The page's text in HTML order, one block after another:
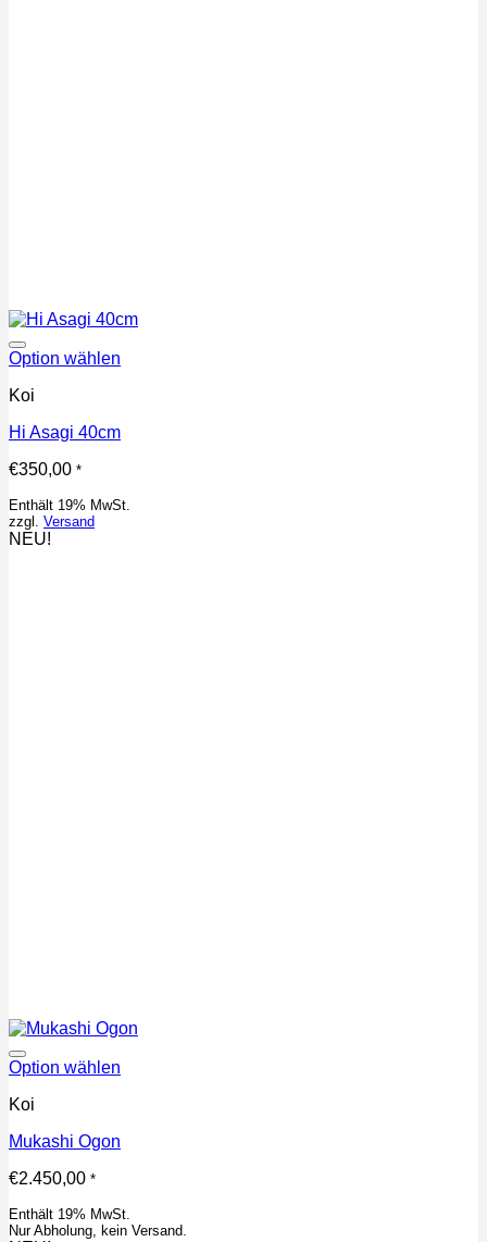
Option wählen
Koi
Hi Asagi 40cm
€350,00 *
Enthält 19% MwSt.
zzgl. Versand
NEU!
Option wählen
Koi
Mukashi Ogon
€2.450,00 *
Enthält 19% MwSt.
Nur Abholung, kein Versand.